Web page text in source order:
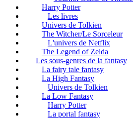
Harry Potter
Les livres
Univers de Tolkien
The Witcher/Le Sorceleur
L'univers de Netflix
The Legend of Zelda
Les sous-genres de la fantasy
La fairy tale fantasy
La High Fantasy
Univers de Tolkien
La Low Fantasy
Harry Potter
La portal fantasy